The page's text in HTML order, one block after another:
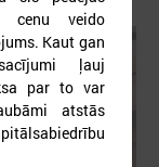
cenu veido
Kaut gan
ļauj
par to var
atstās